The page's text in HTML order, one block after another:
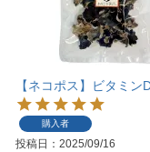
【ネコポス】ビタミ
購入者
投稿日 2025/09/16